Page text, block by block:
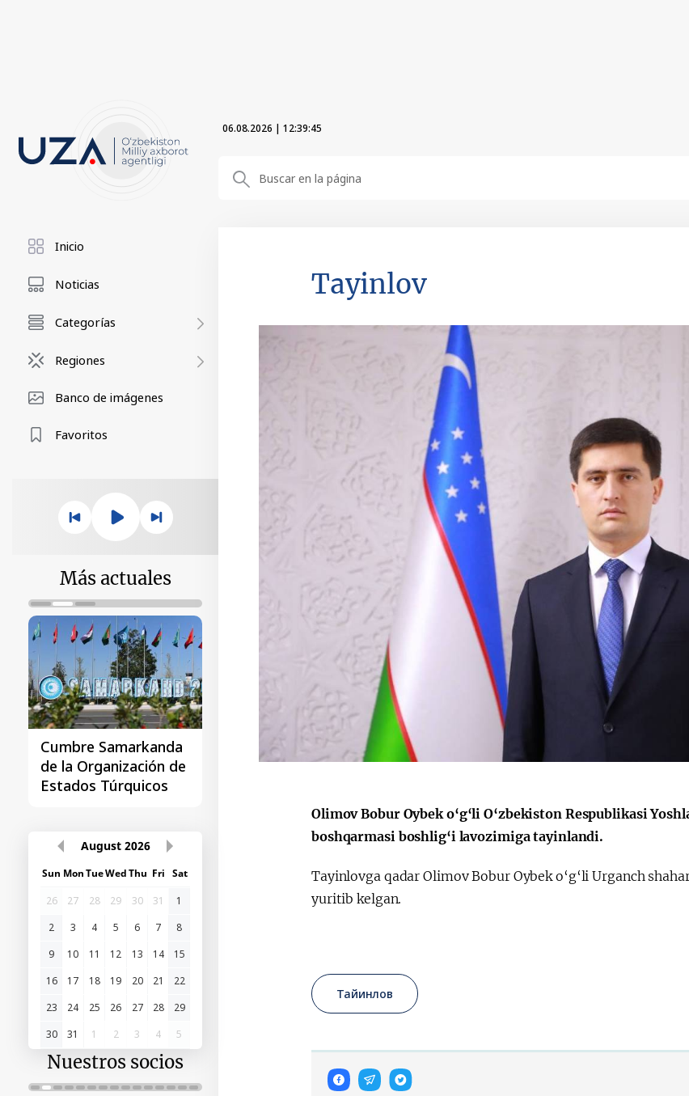
06.08.2026 | 12:39:46
Inicio
Noticias
Categorías
Regiones
Banco de imágenes
Favoritos
Más actuales
Cumbre Samarkanda
de la Organización de
Estados Túrquicos
La primera Cumbre
"Asia Central - China"
August 2026
Sun MonTueWedThu Fri Sat
26
27 28 29 30 31
1
2
3 4 5 6 7
8
9
10 11 12 13 14
15
16
17 18 19 20 21
22
23
24 25 26 27 28
29
30
31 1 2 3 4 5
Nuestros socios
Tayinlov
Olimov Bobur Oybek o‘g‘li O‘zbekiston Respublikasi
boshqarmasi boshlig‘i lavozimiga tayinlandi.
Tayinlovga qadar Olimov Bobur Oybek o‘g‘li Urganch
yuritib kelgan.
Тайинлов